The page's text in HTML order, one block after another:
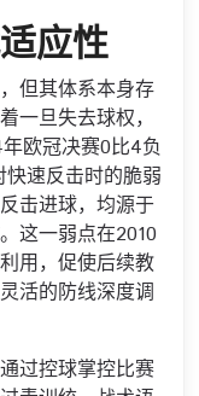
应性
但其体系本身存
一旦失去球权，
欧冠决赛0比4负
速反击时的脆弱
击进球，均源于
这一弱点在2010
用，促使后续教
活的防线深度调
过控球掌控比赛